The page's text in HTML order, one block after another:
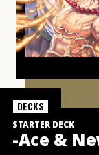
STARTER DECK
-Ace &
DECKS